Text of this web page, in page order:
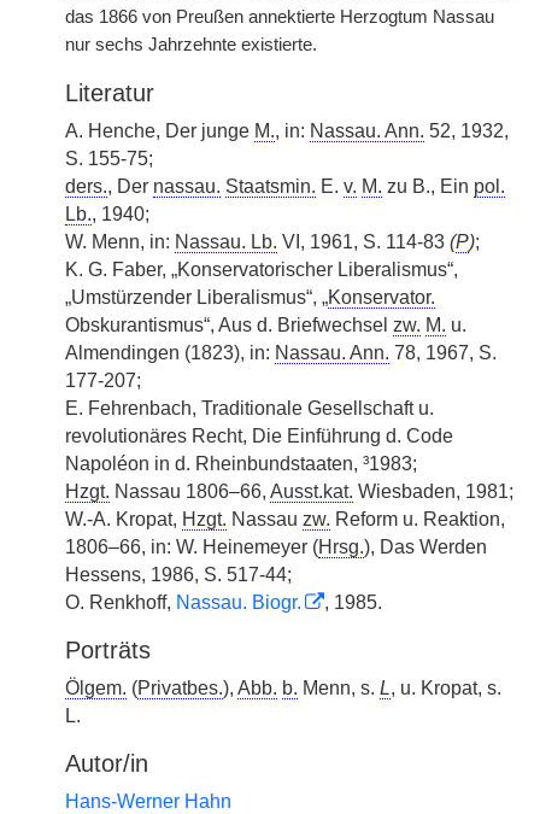
das 1866 von Preußen annektierte Herzogtum Nassau
nur sechs Jahrzehnte existierte.
Literatur
A. Henche, Der junge M., in: Nassau. Ann. 52, 1932,
S. 155-75;
ders., Der nassau. Staatsmin. E. v. M. zu B., Ein pol.
Lb., 1940;
W. Menn, in: Nassau. Lb. VI, 1961, S. 114-83 (P);
K. G. Faber, „Konservatorischer Liberalismus“,
„Umstürzender Liberalismus“, „Konservator.
Obskurantismus“, Aus d. Briefwechsel zw. M. u.
Almendingen (1823), in: Nassau. Ann. 78, 1967, S.
177-207;
E. Fehrenbach, Traditionale Gesellschaft u.
revolutionäres Recht, Die Einführung d. Code
Napoléon in d. Rheinbundstaaten, ³1983;
Hzgt. Nassau 1806–66, Ausst.kat. Wiesbaden, 1981;
W.-A. Kropat, Hzgt. Nassau zw. Reform u. Reaktion,
1806–66, in: W. Heinemeyer (Hrsg.), Das Werden
Hessens, 1986, S. 517-44;
O. Renkhoff, Nassau. Biogr. , 1985.
Porträts
Ölgem. (Privatbes.), Abb. b. Menn, s. L, u. Kropat, s.
L.
Autor/in
Hans-Werner Hahn